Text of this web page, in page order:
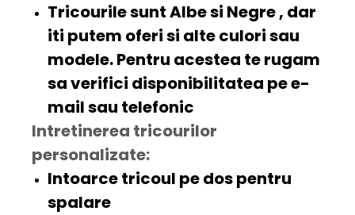
Tricourile suntAlbesi Negre, dar
iti putem oferi si alteculorisau
modele. Pentru acestea te rugam
sa verifici disponibilitatea pe e-
mail sau telefonic
Intretinerea tricourilor
personalizate:
Intoarce tricoul pe dos pentru
spalare